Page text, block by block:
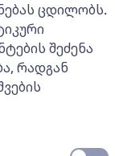
ცდილობს.
შეძენა
რადგან